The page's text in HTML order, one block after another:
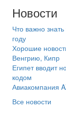
Новости
Что важно
году
Хорошие
Венгрию, Кипр
Египет вводит
кодом
Авиакомпания
Все новости